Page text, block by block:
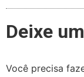
Deixe
Você precisa